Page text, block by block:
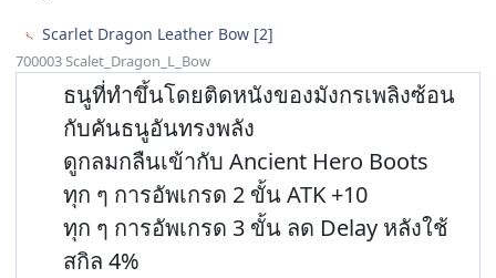
Scarlet Dragon Leather Bow [2]
700003 Scalet_Dragon_L_Bow
ธนูที่ทำขึ้นโดยติดหนังของมังกรเพลิงซ้อน
กับคันธนูอันทรงพลัง
ดูกลมกลืนเข้ากับ Ancient Hero Boots
ทุก ๆ การอัพเกรด 2 ขั้น ATK +10
ทุก ๆ การอัพเกรด 3 ขั้น ลด Delay หลังใช้
สกิล 4%